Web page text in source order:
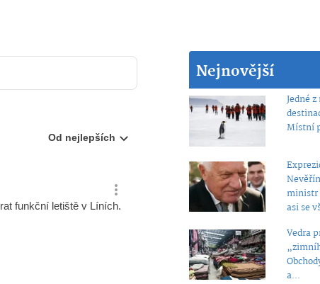
Nejnovější
Jedné
Místní
ministr
asi se
Vedra
a...